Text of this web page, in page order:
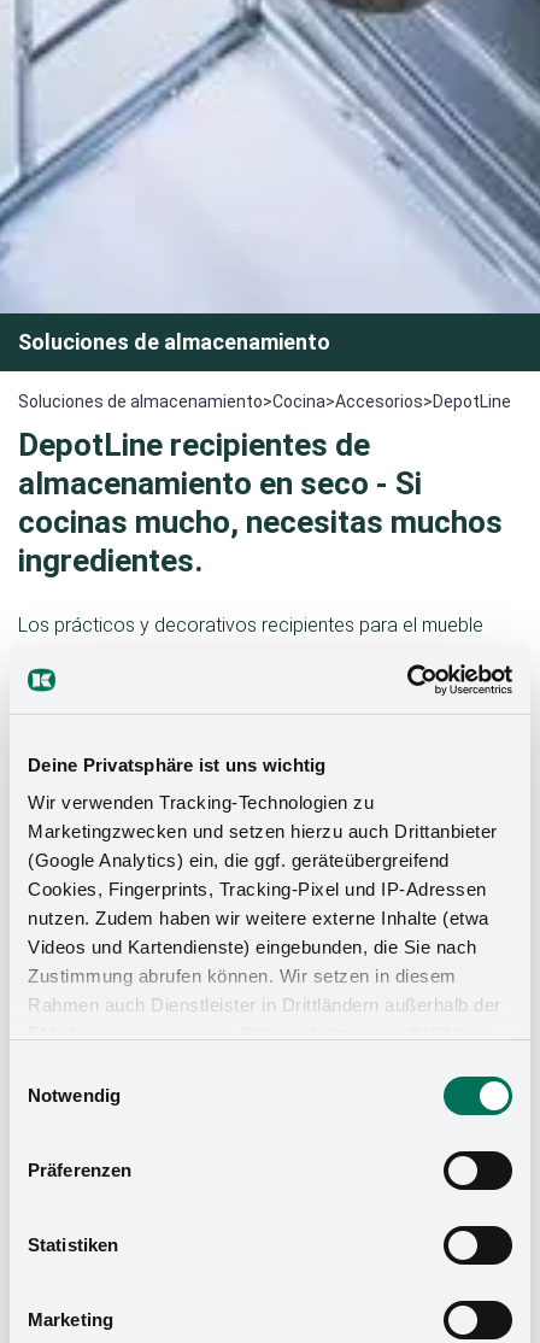
Deine Privatsphäre ist uns wichtig
Wir verwenden Tracking-Technologien zu
Marketingzwecken und setzen hierzu auch Drittanbieter
(Google Analytics) ein, die ggf. geräteübergreifend
Cookies, Fingerprints, Tracking-Pixel und IP-Adressen
nutzen. Zudem haben wir weitere externe Inhalte (etwa
Videos und Kartendienste) eingebunden, die Sie nach
Zustimmung abrufen können. Wir setzen in diesem
Rahmen auch Dienstleister in Drittländern außerhalb der
zu Sicherheits- und Überwachungszwecken zugreifen,
Rechtsmittel einlegen können. Mit Ihrer Einstellung
willigen Sie in die oben beschriebenen Vorgänge ein. Sie
widerrufen. Mehr Informationen finden Sie in unserer
Impressum.
Notwendig
Präferenzen
Statistiken
Marketing
Soluciones de almacenamiento
Soluciones de almacenamiento>Cocina>Accesorios>DepotLine
DepotLine recipientes de
almacenamiento en seco - Si
cocinas mucho, necesitas muchos
ingredientes.
Los prácticos y decorativos recipientes para el mueble
alta calidad, facilitan el orden y la visibilidad. Todo sigue una
línea visual, se ve ordenado y permite encontrar